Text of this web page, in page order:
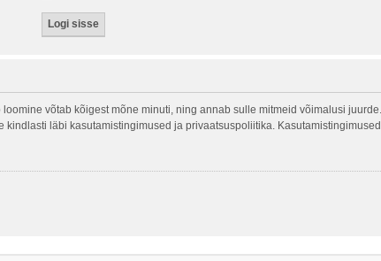
võtab kõigest mõne minuti, ning annab sulle mitmeid võimalusi
läbi kasutamistingimused ja privaatsuspoliitika.